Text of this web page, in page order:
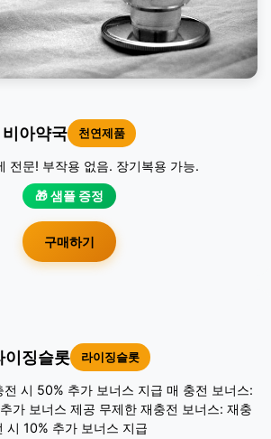
비아약국 천연제품
전문! 부작용 없음. 장기복용 가능.
🎁 샘플 증정
구매하기